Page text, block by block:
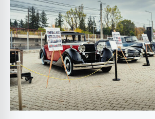
Collection
a
avut
4000
de
vizitatori
în
week-
end